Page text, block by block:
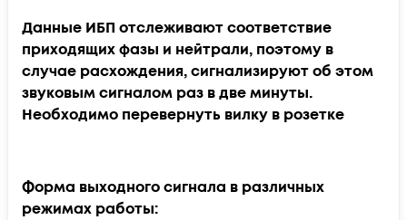
Данные ИБП отслеживают соответствие
приходящих фазы и нейтрали, поэтому в
случае расхождения, сигнализируют об этом
звуковым сигналом раз в две минуты.
Необходимо перевернуть вилку в розетке
Форма выходного сигнала в различных
режимах работы: